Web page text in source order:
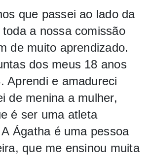
que passei ao lado da
a nossa comissão
de muito aprendizado.
dos meus 18 anos
Aprendi e amadureci
de menina a mulher,
é ser uma atleta
Ágatha é uma pessoa
que me ensinou muita